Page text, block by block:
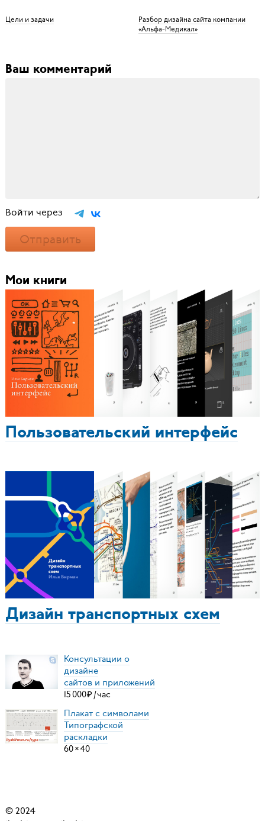
Цели и задачи
Разбор дизайна сайта компании
«Альфа-Медикал»
Ваш комментарий
Войти через
Отправить
Мои книги
Пользовательский интерфейс
Дизайн транспортных схем
Консультации о
дизайне
сайтов и приложений
15000₽ /час
Плакат с символами
Типографской
раскладки
60×40
© 2024